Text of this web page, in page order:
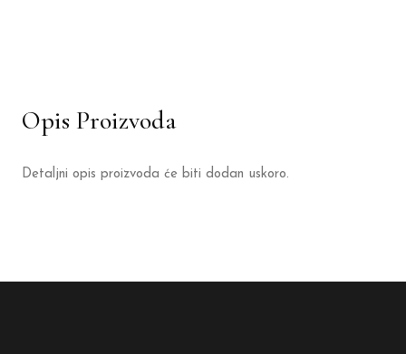
Opis Proizvoda
Detaljni opis proizvoda će biti dodan uskoro.